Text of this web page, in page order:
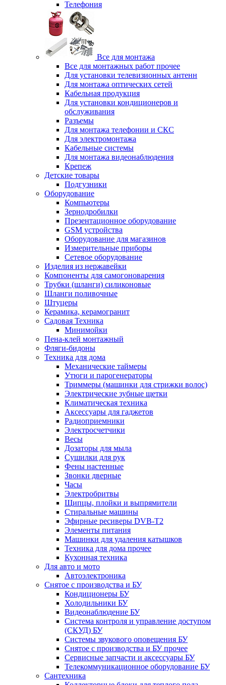
Телефония
Все для монтажа
Все для монтажных работ прочее
Для установки телевизионных антенн
Для монтажа оптических сетей
Кабельная продукция
Для установки кондиционеров и
обслуживания
Разъемы
Для монтажа телефонии и СКС
Для электромонтажа
Кабельные системы
Для монтажа видеонаблюдения
Крепеж
Детские товары
Подгузники
Оборудование
Компьютеры
Зернодробилки
Презентационное оборудование
GSM устройства
Оборудование для магазинов
Измерительные приборы
Сетевое оборудование
Изделия из нержавейки
Компоненты для самогоноварения
Трубки (шланги) силиконовые
Шланги поливочные
Штуцеры
Керамика, керамогранит
Садовая Техника
Минимойки
Пена-клей монтажный
Фляги-бидоны
Техника для дома
Механические таймеры
Утюги и парогенераторы
Триммеры (машинки для стрижки волос)
Электрические зубные щетки
Климатическая техника
Аксессуары для гаджетов
Радиоприемники
Электросчетчики
Весы
Дозаторы для мыла
Сушилки для рук
Фены настенные
Звонки дверные
Часы
Электробритвы
Щипцы, плойки и выпрямители
Стиральные машины
Эфирные ресиверы DVB-T2
Элементы питания
Машинки для удаления катышков
Техника для дома прочее
Кухонная техника
Для авто и мото
Автоэлектроника
Снятое с производства и БУ
Кондиционеры БУ
Холодильники БУ
Видеонаблюдение БУ
Система контроля и управление доступом
(СКУД) БУ
Системы звукового оповещения БУ
Снятое с производства и БУ прочее
Сервисные запчасти и аксессуары БУ
Телекоммуникационное оборудование БУ
Сантехника